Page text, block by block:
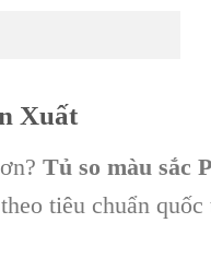
Xuất
Tủ so màu sắc
tiêu chuẩn quốc